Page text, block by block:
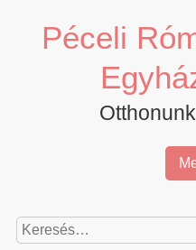
contentPéceli
Keresés: